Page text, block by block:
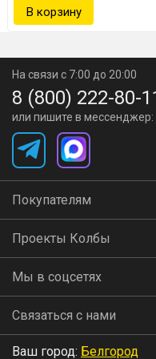
Дымоотвод
со
Удобные ручки
С коптильней
получаете:
✓ Гарантированный
✓ Возможность
продуктами
На связи с 7:00 до 20:00
8 (800) 222-80-
или пишите в мессенджер:
Покупателям
Проекты Колбы
Мы в соцсетях
Связаться с нами
Ваш город: Белгород